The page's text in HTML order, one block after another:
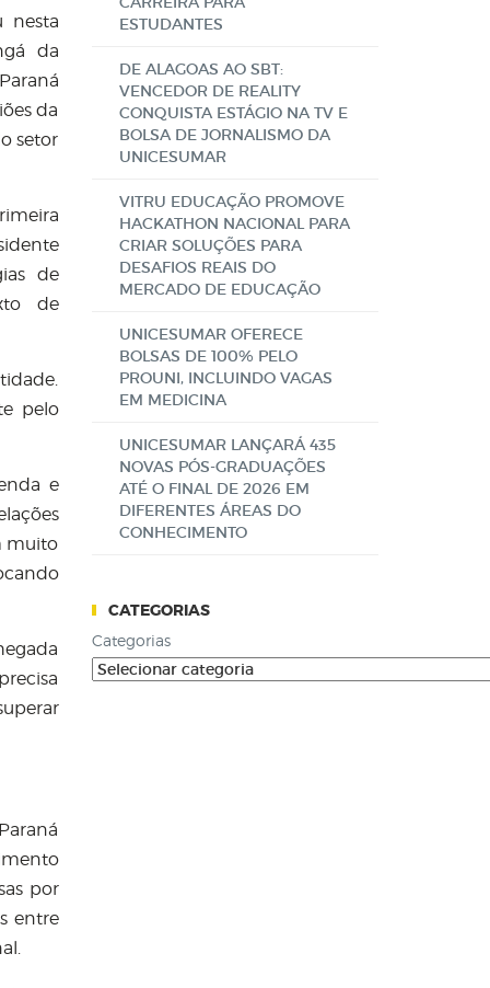
nesta
da
da
setor
de
de
pelo
e
muito
por
entre
ESTUDANTES
DE ALAGOAS AO SBT:
VENCEDOR DE REALITY
CONQUISTA ESTÁGIO NA TV E
BOLSA DE JORNALISMO DA
UNICESUMAR
VITRU EDUCAÇÃO PROMOVE
HACKATHON NACIONAL PARA
CRIAR SOLUÇÕES PARA
DESAFIOS REAIS DO
MERCADO DE EDUCAÇÃO
UNICESUMAR OFERECE
BOLSAS DE 100% PELO
PROUNI, INCLUINDO VAGAS
EM MEDICINA
UNICESUMAR LANÇARÁ 435
NOVAS PÓS-GRADUAÇÕES
ATÉ O FINAL DE 2026 EM
DIFERENTES ÁREAS DO
CONHECIMENTO
CATEGORIAS
Categorias